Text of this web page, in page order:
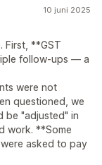
10 juni 2025
First, **GST
follow-ups — a
were not
questioned, we
be "adjusted" in
work. **Some
asked to pay